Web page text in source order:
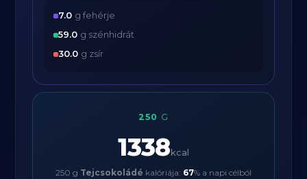
7.0 g fehérje
59.0 g szénhidrát
30.0 g zsír
250 G
1338 kcal
250 g Tejcsokoládé kalóriája: 67% a napi célból